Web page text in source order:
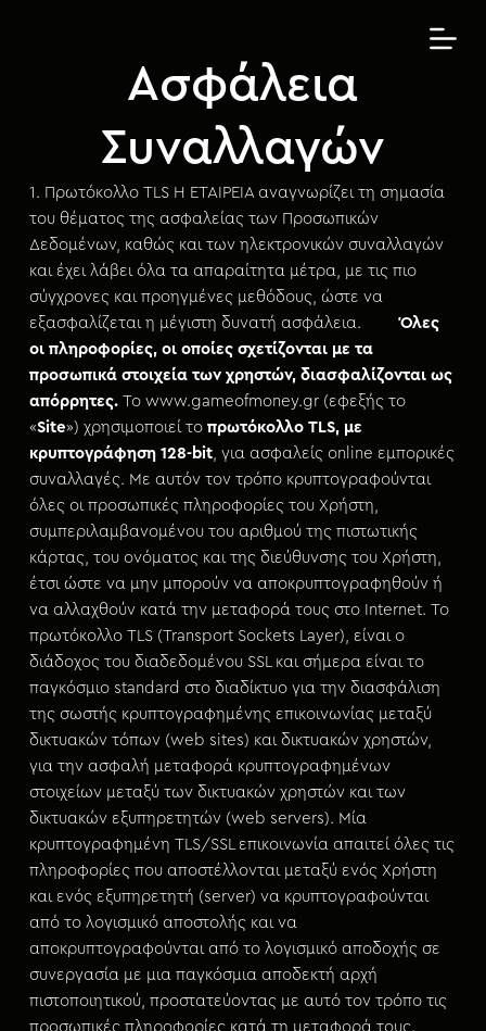
Ασφάλεια
Συναλλαγών
1. Πρωτόκολλο TLS Η ΕΤΑΙΡΕΙΑ αναγνωρίζει τη σημασία
του θέματος της ασφαλείας των Προσωπικών
Δεδομένων, καθώς και των ηλεκτρονικών συναλλαγών
και έχει λάβει όλα τα απαραίτητα μέτρα, με τις πιο
σύγχρονες και προηγμένες μεθόδους, ώστε να
εξασφαλίζεται η μέγιστη δυνατή ασφάλεια.Όλες
οι πληροφορίες, οι οποίες σχετίζονται με τα
προσωπικά στοιχεία των χρηστών, διασφαλίζονται ως
απόρρητες. Το www.gameofmoney.gr (εφεξής το
«Site») χρησιμοποιεί το πρωτόκολλο TLS, με
κρυπτογράφηση 128-bit, για ασφαλείς online εμπορικές
συναλλαγές. Με αυτόν τον τρόπο κρυπτογραφούνται
όλες οι προσωπικές πληροφορίες του Χρήστη,
συμπεριλαμβανομένου του αριθμού της πιστωτικής
κάρτας, του ονόματος και της διεύθυνσης του Χρήστη,
έτσι ώστε να μην μπορούν να αποκρυπτογραφηθούν ή
να αλλαχθούν κατά την μεταφορά τους στο Internet. Το
πρωτόκολλο TLS (Transport Sockets Layer), είναι ο
διάδοχος του διαδεδομένου SSL και σήμερα είναι το
παγκόσμιο standard στο διαδίκτυο για την διασφάλιση
της σωστής κρυπτογραφημένης επικοινωνίας μεταξύ
δικτυακών τόπων (web sites) και δικτυακών χρηστών,
για την ασφαλή μεταφορά κρυπτογραφημένων
στοιχείων μεταξύ των δικτυακών χρηστών και των
δικτυακών εξυπηρετητών (web servers). Μία
κρυπτογραφημένη TLS/SSL επικοινωνία απαιτεί όλες τις
πληροφορίες που αποστέλλονται μεταξύ ενός Χρήστη
και ενός εξυπηρετητή (server) να κρυπτογραφούνται
από το λογισμικό αποστολής και να
αποκρυπτογραφούνται από το λογισμικό αποδοχής σε
συνεργασία με μια παγκόσμια αποδεκτή αρχή
πιστοποιητικού, προστατεύοντας με αυτό τον τρόπο τις
προσωπικές πληροφορίες κατά τη μεταφορά τους.